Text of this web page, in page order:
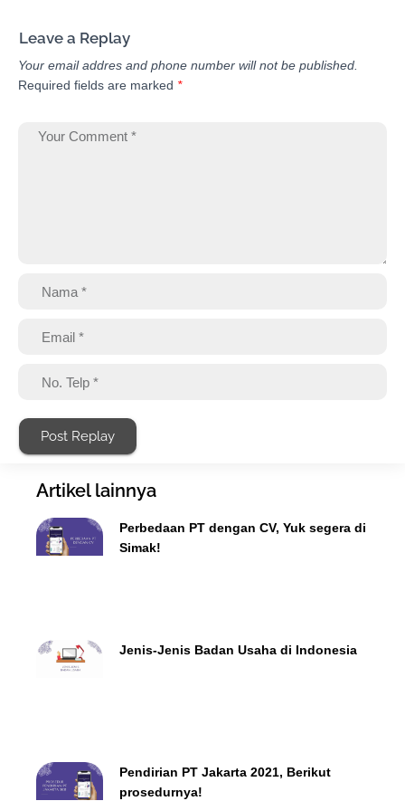
Leave a Replay
Your email addres and phone number will not be published.
Required fields are marked *
Post Replay
Artikel lainnya
Perbedaan PT dengan CV, Yuk segera di
Simak!
Jenis-Jenis Badan Usaha di Indonesia
Pendirian PT Jakarta 2021, Berikut
prosedurnya!